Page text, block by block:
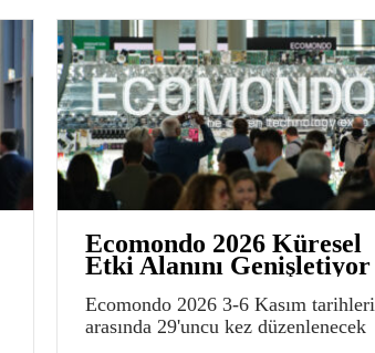
Ecomondo 2026 Küresel
Etki Alanını Genişletiyor
Ecomondo 2026 3-6 Kasım tarihleri
arasında 29'uncu kez düzenlenecek